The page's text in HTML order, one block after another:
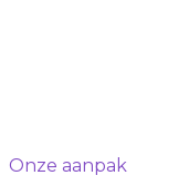
Onze aanpak